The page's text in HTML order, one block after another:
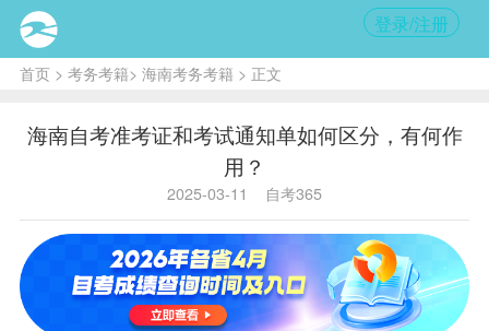
登录/注册
首页> 考务考籍> 海南考务考籍 > 正文
海南自考准考证和考试通知单如何区分，有何作
用？
2025-03-11 自考365